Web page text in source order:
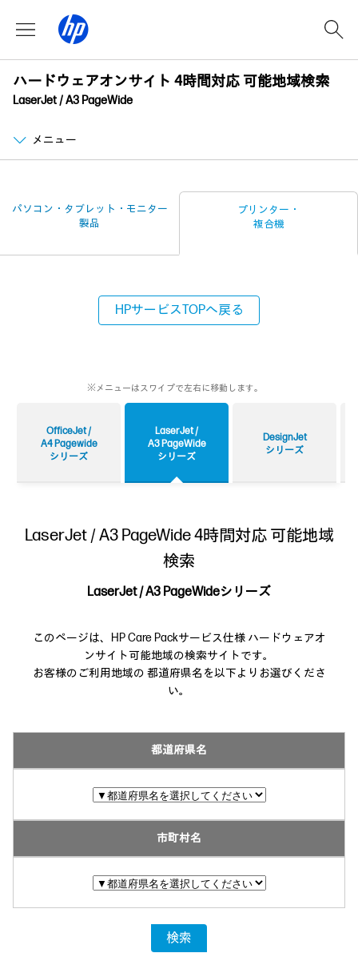
ハードウェアオンサイト 4時間対応 可能地域検索
LaserJet / A3 PageWide
メニュー
パソコン・タブレット・ モニター
製品
プリンター・
複合機
HPサービスTOPへ戻る
※メニューはスワイプで左右に移動します。
OfficeJet /
A4 Pagewide
シリーズ
LaserJet /
A3 PageWide
シリーズ
DesignJet
シリーズ
LaserJet / A3 PageWide 4時間対応 可能地域
検索
LaserJet / A3 PageWideシリーズ
このページは、HP Care Packサービス仕様 ハードウェアオ
ンサイト可能地域の検索サイトです。
お客様のご利用地域の 都道府県名を以下よりお選びくださ
い。
都道府県名
市町村名
検索